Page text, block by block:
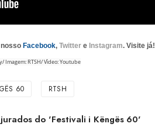
Facebook, Twitter e Instagram. Visite já!
Imagem: RTSH/ Vìdeo: Youtube
60 RTSH
do 'Festivali i Këngës 60'